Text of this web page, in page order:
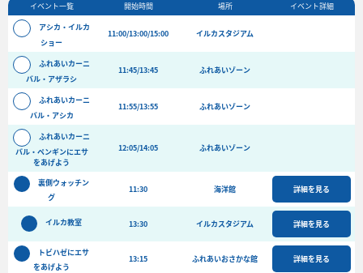
イベント
フード&ショップ
よくある質問
アクセス＆周辺情報
団体向けプラン情報 ビーチランド支援プログラム
イベント一覧 開始時間 場所 イベント詳細
アシカ・イルカ
ショー
11:00/13:00/15:00 イルカスタジアム
ふれあいカーニ
バル・アザラシ
11:45/13:45 ふれあいゾーン
ふれあいカーニ
バル・アシカ
11:55/13:55 ふれあいゾーン
ふれあいカーニ
バル・ペンギンにエサ
をあげよう
12:05/14:05 ふれあいゾーン
裏側ウォッチン
グ
11:30 海洋館 詳細を見る
イルカ教室 13:30 イルカスタジアム 詳細を見る
トビハゼにエサ
をあげよう
13:15 ふれあいおさかな館 詳細を見る